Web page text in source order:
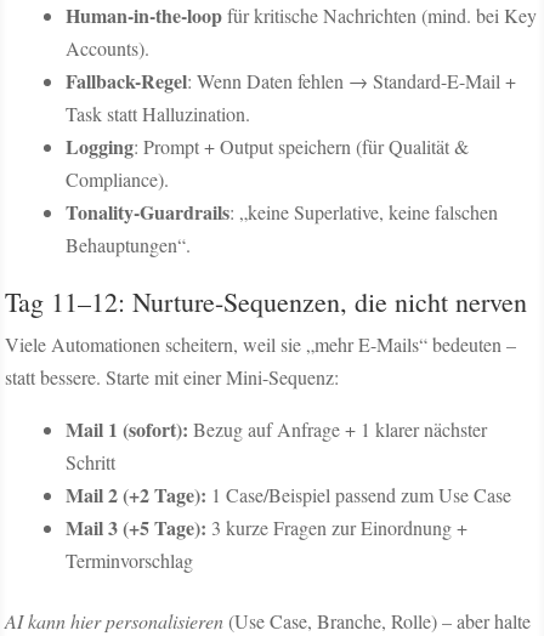
Human-in-the-loopfür kritische Nachrichten (mind. bei Key
Accounts).
Fallback-Regel: Wenn Daten fehlen → Standard-E-Mail +
Task statt Halluzination.
Logging: Prompt + Output speichern (für Qualität &
Compliance).
Tonality-Guardrails: „keine Superlative, keine falschen
Behauptungen“.
Tag 11–12: Nurture-Sequenzen, die nicht nerven
Viele Automationen scheitern, weil sie „mehr E-Mails“ bedeuten –
statt bessere. Starte mit einer Mini-Sequenz:
Mail 1 (sofort): Bezug auf Anfrage + 1 klarer nächster
Schritt
Mail 2 (+2 Tage): 1 Case/Beispiel passend zum Use Case
Mail 3 (+5 Tage): 3 kurze Fragen zur Einordnung +
Terminvorschlag
AI kann hier personalisieren(Use Case, Branche, Rolle) – aber halte